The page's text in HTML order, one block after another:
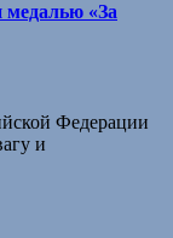
медалью «За
Федерации
и